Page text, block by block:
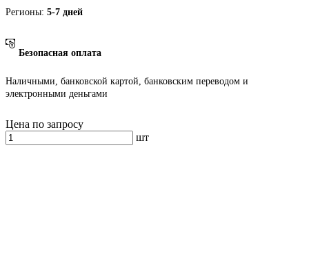
Регионы: 5-7 дней
Безопасная оплата
Наличными, банковской картой, банковским переводом и
электронными деньгами
Цена по запросу
шт